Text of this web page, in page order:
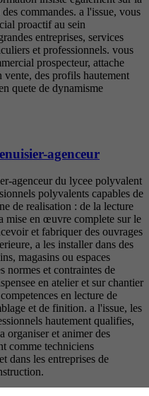
commandes. a l'issue, vous
proactif au sein
entreprises, services
et professionnels. vous
prospecteur, attache
vente, des profils hautement
quete de dynamisme
agenceur
agenceur du lycee polyvalent
polyvalents capables de
de realisation : de la lecture
mise en œuvre complete sur le
et fabriquer des ouvrages
a les installer dans des
magasins ou espaces
normes et contraintes de
en atelier et sur chantier
en lecture de
et de finition. a l'issue, les
hautement qualifies,
organiser et animer des
comme techniciens
dans les entreprises de